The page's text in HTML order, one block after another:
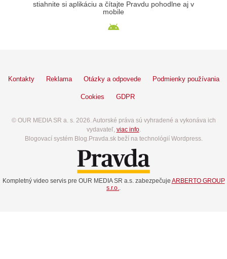
stiahnite si aplikáciu a čítajte Pravdu pohodlne aj v
mobile
Kontakty Reklama Otázky a odpovede Podmienky používania
Cookies GDPR
© OUR MEDIA SR a. s. 2026. Autorské práva sú vyhradené a vykonáva ich
vydavateľ, viac info.
Blogovací systém Blog.Pravda.sk beží na technológií Wordpress.
Kompletný video servis pre OUR MEDIA SR a.s. zabezpečuje ARBERTO GROUP
s.r.o..